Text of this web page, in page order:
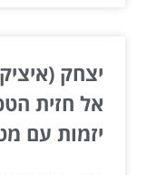
יצחק
אל חזית
יזמות עם